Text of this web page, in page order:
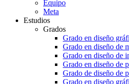
Equipo
Meta
Estudios
Grados
Grado en diseño
Grado en diseño de
Grado en diseño de
Grado en diseño de
Grado de diseño de
Grado en diseño